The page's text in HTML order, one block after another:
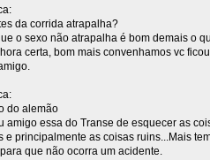
da corrida atrapalha?
o sexo não atrapalha é bom demais o
certa, bom mais convenhamos vc
do alemão
amigo essa do Transe de esquecer as
e principalmente as coisas ruins...Mais
que não ocorra um acidente.